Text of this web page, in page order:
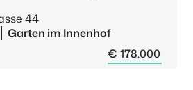
44
Garten im Innenhof
€ 178.000